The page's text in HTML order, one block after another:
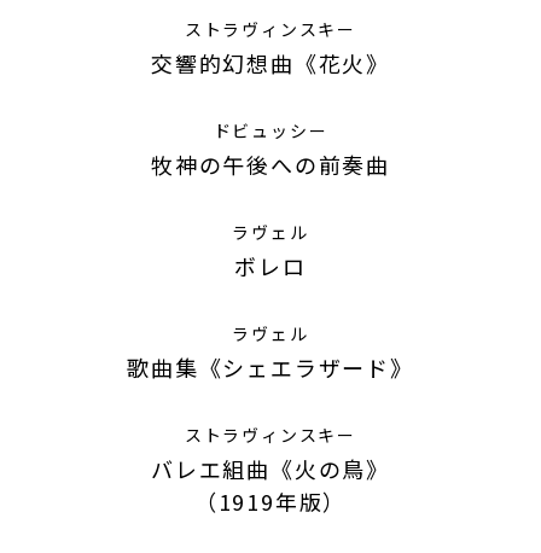
ストラヴィンスキー
交響的幻想曲《花火》
ドビュッシー
牧神の午後への前奏曲
ラヴェル
ボレロ
ラヴェル
歌曲集《シェエラザード》
ストラヴィンスキー
バレエ組曲《火の鳥》
（1919年版）